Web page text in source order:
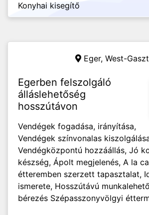
Konyhai kisegítő
Eger, West-
Egerben felszolgáló
álláslehetőség
hosszútávon
Vendégek fogadása, irányítása,
Vendégek színvonalas
Vendégközpontú hozzáállás, Jó
készség, Ápolt megjelenés, A la
étteremben szerzett tapasztalat,
ismerete, Hosszútávú
bérezés Szépasszonyvölgyi